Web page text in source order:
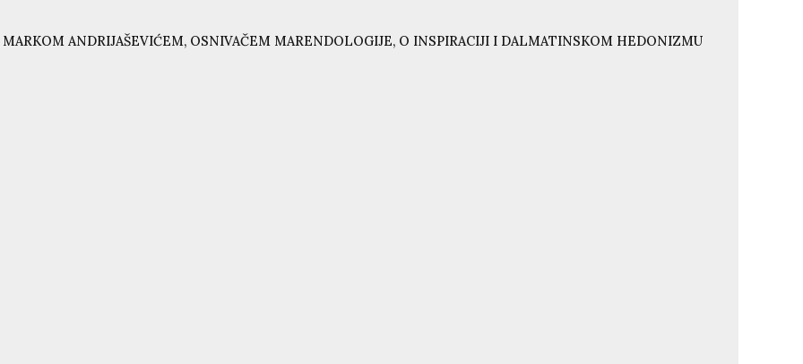
MARKOM ANDRIJAŠEVIĆEM, OSNIVAČEM MARENDOLOGIJE, O INSPIRACIJI I DALMATINSKOM HEDONIZMU